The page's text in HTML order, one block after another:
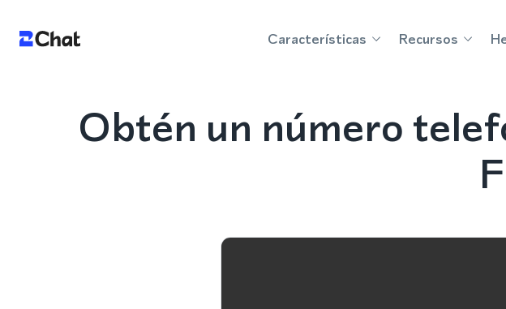
Características Recursos
Obtén un número